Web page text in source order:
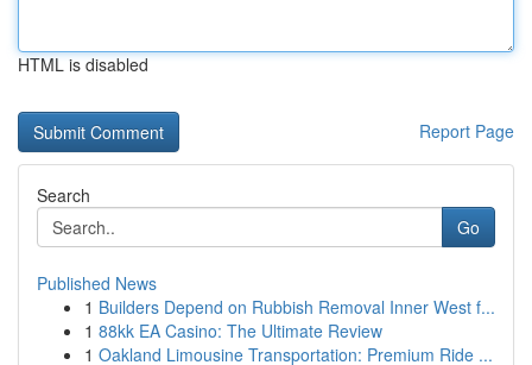
HTML is disabled
Report Page
Search
Go
Published News
1 Builders Depend on Rubbish Removal Inner West f...
1 88kk EA Casino: The Ultimate Review
1 Oakland Limousine Transportation: Premium Ride ...